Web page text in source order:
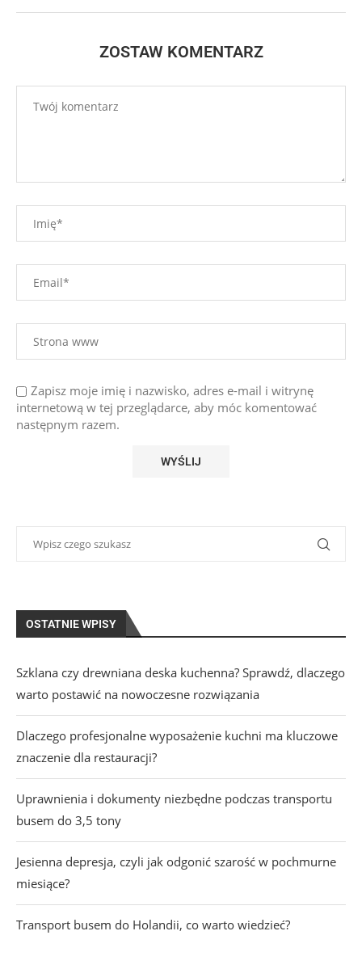
ZOSTAW KOMENTARZ
Zapisz moje imię i nazwisko, adres e-mail i witrynę
internetową w tej przeglądarce, aby móc komentować
następnym razem.
OSTATNIE WPISY
Szklana czy drewniana deska kuchenna? Sprawdź, dlaczego
warto postawić na nowoczesne rozwiązania
Dlaczego profesjonalne wyposażenie kuchni ma kluczowe
znaczenie dla restauracji?
Uprawnienia i dokumenty niezbędne podczas transportu
busem do 3,5 tony
Jesienna depresja, czyli jak odgonić szarość w pochmurne
miesiące?
Transport busem do Holandii, co warto wiedzieć?